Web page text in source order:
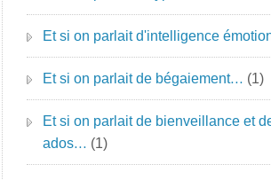
Et si on parlait d'intelligence
Et si on parlait de bégaiement… (1)
Et si on parlait de bienveillance et
ados… (1)